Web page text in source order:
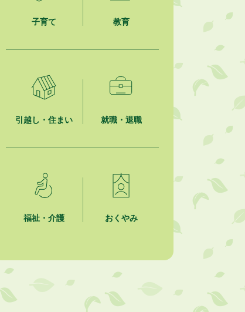
2026年8月3日
「水道カルテ」の公表について
税制）のお願い
【参加者募集】プロ棋士から学ぼ
う！はじめての将棋教室
市民活動カレンダー（リスト形式）
市議会だより 第100号 (令和8年8月
1日発行)を掲載しました
子育て 教育
引越し・住まい 就職・退職
福祉・介護 おくやみ